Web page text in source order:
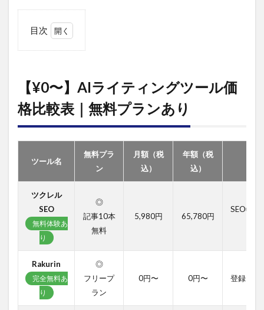
目次
ィングツ
ール価格
比較表｜
無料プラ
ンあり
AI
イ
テ
グ
ル
の
価
帯
【¥0〜】AIライティングツール価
格比較表｜無料プランあり
ツール名
無料プラ
ン
月額（税
込）
年額（税
込）
ツクレル
SEO
無料体験あ
り
◎
記事10本
無料
5,980円 65,780円
SEO特化
Rakurin
完全無料あ
り
◎
フリープ
ラン
0円〜 0円〜 登録だけ